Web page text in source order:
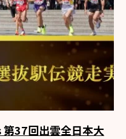
第37回出雲全日本大